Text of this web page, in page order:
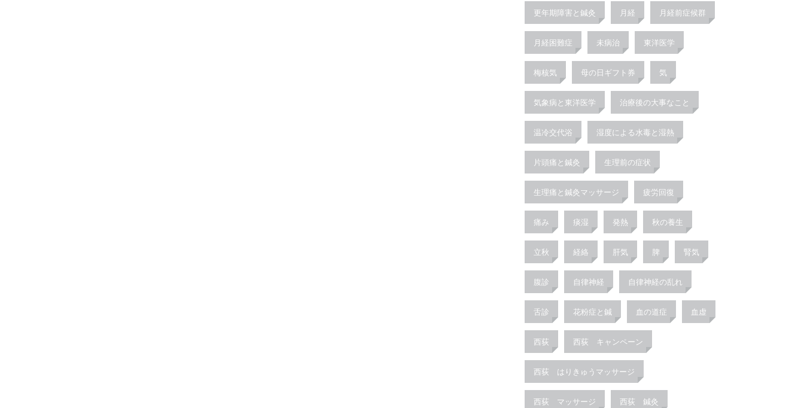
更年期障害と鍼灸 月経 月経前症候群
月経困難症 未病治 東洋医学
梅核気 母の日ギフト券 気
気象病と東洋医学 治療後の大事なこと
温冷交代浴 湿度による水毒と湿熱
片頭痛と鍼灸 生理前の症状
生理痛と鍼灸マッサージ 疲労回復
痛み 痰湿 発熱 秋の養生
立秋 経絡 肝気 脾 腎気
腹診 自律神経 自律神経の乱れ
舌診 花粉症と鍼 血の道症 血虚
西荻 西荻 キャンペーン
西荻 はりきゅうマッサージ
西荻 マッサージ 西荻 鍼灸